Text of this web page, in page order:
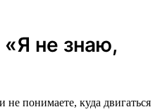
не знаю,
понимаете, куда двигаться